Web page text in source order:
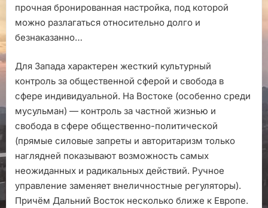
прочная бронированная настройка, под которой
можно разлагаться относительно долго и
безнаказанно…
Для Запада характерен жесткий культурный
контроль за общественной сферой и свобода в
сфере индивидуальной. На Востоке (особенно среди
мусульман) — контроль за частной жизнью и
свобода в сфере общественно-политической
(прямые силовые запреты и авторитаризм только
наглядней показывают возможность самых
неожиданных и радикальных действий. Ручное
управление заменяет внеличностные регуляторы).
Причём Дальний Восток несколько ближе к Европе.